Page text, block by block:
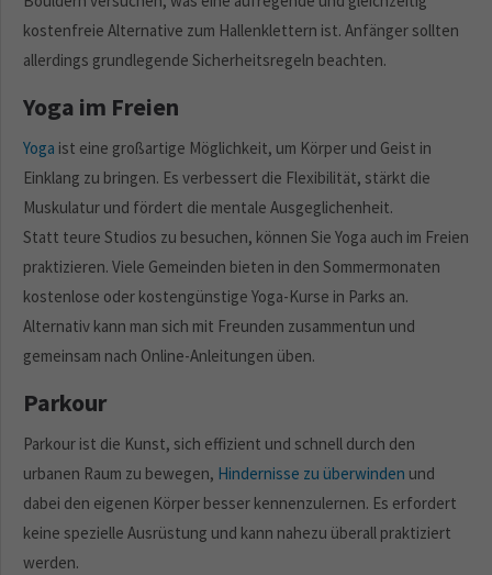
kostenfreie Alternative zum Hallenklettern ist. Anfänger sollten
allerdings grundlegende Sicherheitsregeln beachten.
Yoga im Freien
Yoga ist eine großartige Möglichkeit, um Körper und Geist in
Einklang zu bringen. Es verbessert die Flexibilität, stärkt die
Muskulatur und fördert die mentale Ausgeglichenheit.
Statt teure Studios zu besuchen, können Sie Yoga auch im Freien
praktizieren. Viele Gemeinden bieten in den Sommermonaten
kostenlose oder kostengünstige Yoga-Kurse in Parks an.
Alternativ kann man sich mit Freunden zusammentun und
gemeinsam nach Online-Anleitungen üben.
Parkour
Parkour ist die Kunst, sich effizient und schnell durch den
urbanen Raum zu bewegen, Hindernisse zu überwinden und
dabei den eigenen Körper besser kennenzulernen. Es erfordert
keine spezielle Ausrüstung und kann nahezu überall praktiziert
werden.